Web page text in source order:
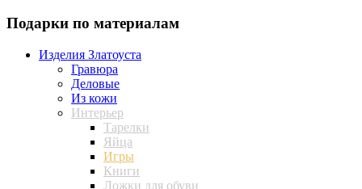
Подарки по материалам
Изделия Златоуста
Гравюра
Деловые
Из кожи
Интерьер
Тарелки
Яйца
Игры
Книги
Ложки для обуви